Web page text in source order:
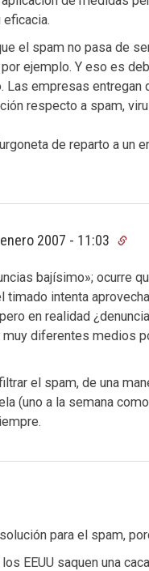
el spam no pasa de
ejemplo. Y eso es
empresas entregan
respecto a spam,
de reparto a un
2007 - 11:03
bajísimo»; ocurre
intenta
en realidad
diferentes medios
el spam, de una
(uno a la semana
para el spam,
EEUU saquen una